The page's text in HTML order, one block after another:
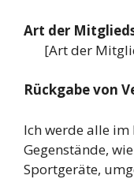
Art der
[Art der
Rückgabe von
Ich werde alle im
Gegenstände,
Sportgeräte,